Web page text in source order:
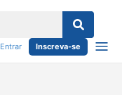
Entrar Inscreva-se